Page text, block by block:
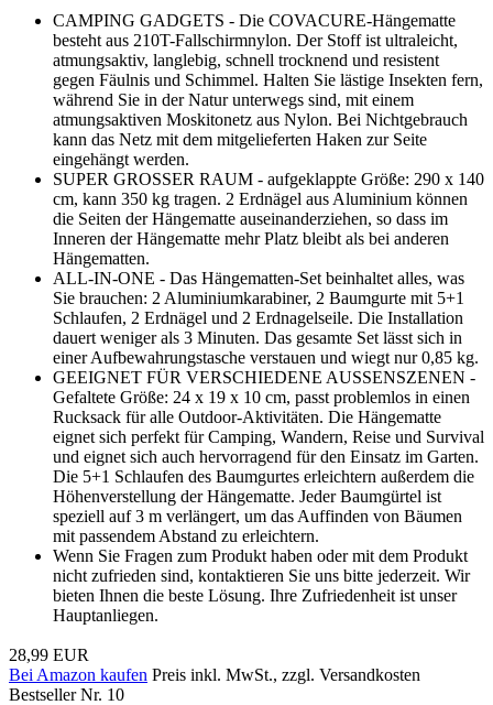
CAMPING GADGETS - Die COVACURE-Hängematte
besteht aus 210T-Fallschirmnylon. Der Stoff ist ultraleicht,
atmungsaktiv, langlebig, schnell trocknend und resistent
gegen Fäulnis und Schimmel. Halten Sie lästige Insekten fern,
während Sie in der Natur unterwegs sind, mit einem
atmungsaktiven Moskitonetz aus Nylon. Bei Nichtgebrauch
kann das Netz mit dem mitgelieferten Haken zur Seite
eingehängt werden.
SUPER GROSSER RAUM - aufgeklappte Größe: 290 x 140
cm, kann 350 kg tragen. 2 Erdnägel aus Aluminium können
die Seiten der Hängematte auseinanderziehen, so dass im
Inneren der Hängematte mehr Platz bleibt als bei anderen
Hängematten.
ALL-IN-ONE - Das Hängematten-Set beinhaltet alles, was
Sie brauchen: 2 Aluminiumkarabiner, 2 Baumgurte mit 5+1
Schlaufen, 2 Erdnägel und 2 Erdnagelseile. Die Installation
dauert weniger als 3 Minuten. Das gesamte Set lässt sich in
einer Aufbewahrungstasche verstauen und wiegt nur 0,85 kg.
GEEIGNET FÜR VERSCHIEDENE AUSSENSZENEN -
Gefaltete Größe: 24 x 19 x 10 cm, passt problemlos in einen
Rucksack für alle Outdoor-Aktivitäten. Die Hängematte
eignet sich perfekt für Camping, Wandern, Reise und Survival
und eignet sich auch hervorragend für den Einsatz im Garten.
Die 5+1 Schlaufen des Baumgurtes erleichtern außerdem die
Höhenverstellung der Hängematte. Jeder Baumgürtel ist
speziell auf 3 m verlängert, um das Auffinden von Bäumen
mit passendem Abstand zu erleichtern.
Wenn Sie Fragen zum Produkt haben oder mit dem Produkt
nicht zufrieden sind, kontaktieren Sie uns bitte jederzeit. Wir
bieten Ihnen die beste Lösung. Ihre Zufriedenheit ist unser
Hauptanliegen.
28,99 EUR
Bei Amazon kaufen Preis inkl. MwSt., zzgl. Versandkosten
Bestseller Nr. 10